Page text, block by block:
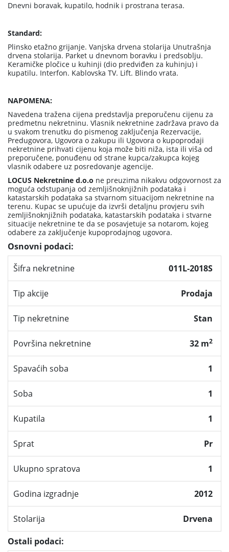
Dnevni boravak, kupatilo, hodnik i prostrana terasa.
Standard:
Plinsko etažno grijanje. Vanjska drvena stolarija Unutrašnja
drvena stolarija. Parket u dnevnom boravku i predsoblju.
Keramičke pločice u kuhinji (dio predviđen za kuhinju) i
kupatilu. Interfon. Kablovska TV. Lift. Blindo vrata.
NAPOMENA:
Navedena tražena cijena predstavlja preporučenu cijenu za
predmetnu nekretninu. Vlasnik nekretnine zadržava pravo da
u svakom trenutku do pismenog zaključenja Rezervacije,
Predugovora, Ugovora o zakupu ili Ugovora o kupoprodaji
nekretnine prihvati cijenu koja može biti niža, ista ili viša od
preporučene, ponuđenu od strane kupca/zakupca kojeg
vlasnik odabere uz posredovanje agencije.
LOCUS Nekretnine d.o.o ne preuzima nikakvu odgovornost za
moguća odstupanja od zemljišnoknjižnih podataka i
katastarskih podataka sa stvarnom situacijom nekretnine na
terenu. Kupac se upućuje da izvrši detaljnu provjeru svih
zemljišnoknjižnih podataka, katastarskih podataka i stvarne
situacije nekretnine te da se posavjetuje sa notarom, kojeg
odabere za zaključenje kupoprodajnog ugovora.
Osnovni podaci:
Šifra nekretnine
011L-2018S
Tip akcije Prodaja
Tip nekretnine Stan
Površina nekretnine 32 m2
Spavaćih soba 1
Soba 1
Kupatila 1
Sprat Pr
Ukupno spratova 1
Godina izgradnje 2012
Stolarija
Drvena
Ostali podaci: